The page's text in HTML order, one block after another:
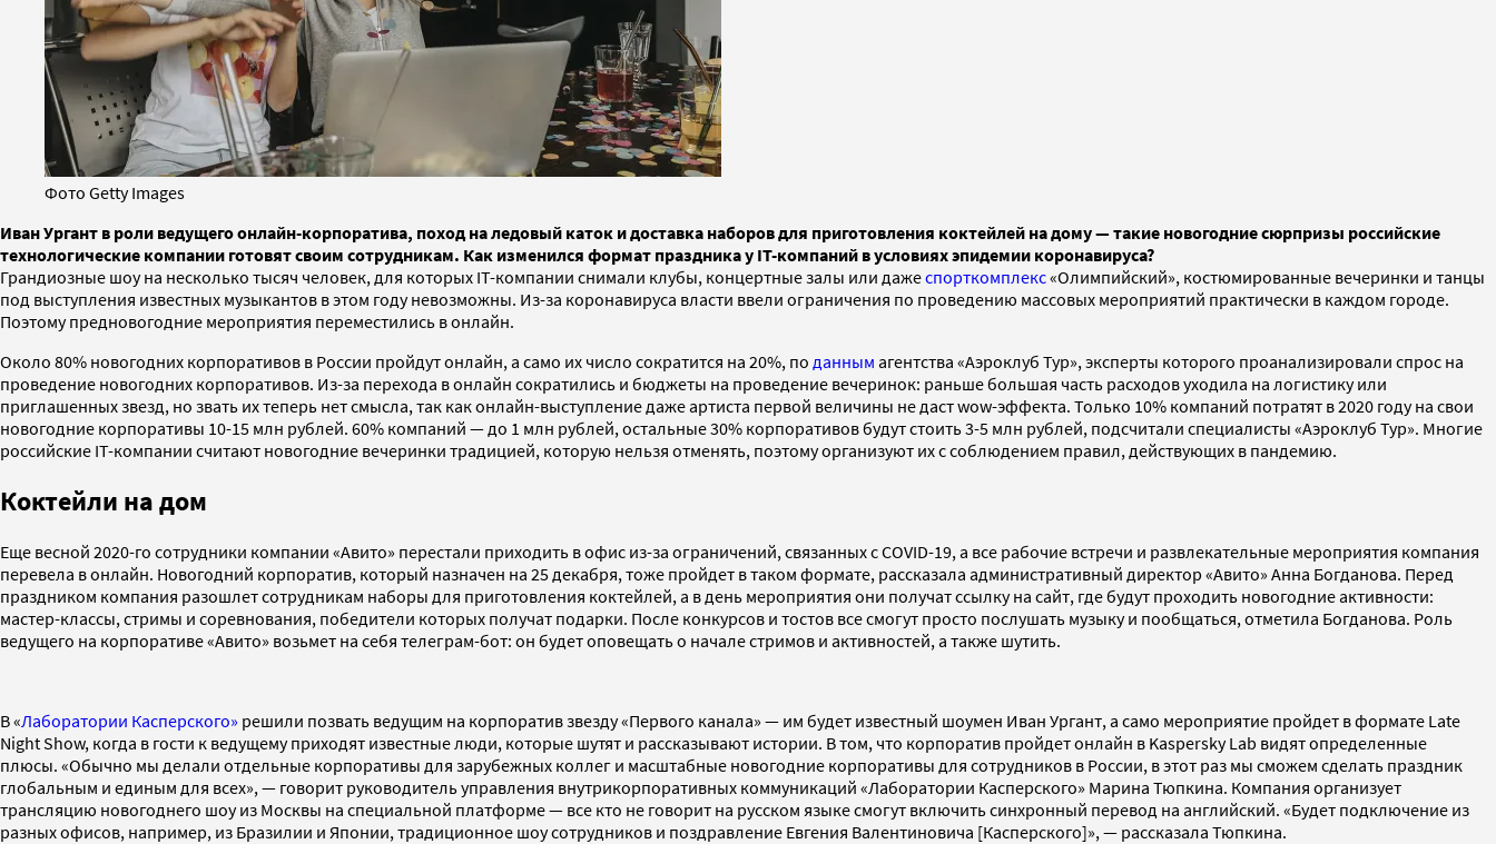
Фото Getty Images
Иван Ургант в роли ведущего онлайн-корпоратива, поход на ледовый каток и доставка наборов для приготовления коктейлей на дому — такие новогодние сюрпризы российские
технологические компании готовят своим сотрудникам. Как изменился формат праздника у IT-компаний в условиях эпидемии коронавируса?
Грандиозные шоу на несколько тысяч человек, для которых IT-компании снимали клубы, концертные залы или дажеспорткомплекс«Олимпийский», костюмированные вечеринки и танцы
под выступления известных музыкантов в этом году невозможны. Из-за коронавируса власти ввели ограничения по проведению массовых мероприятий практически в каждом городе.
Поэтому предновогодние мероприятия переместились в онлайн.
Около 80% новогодних корпоративов в России пройдут онлайн, а само их число сократится на 20%, по данным агентства «Аэроклуб Тур», эксперты которого проанализировали спрос на
проведение новогодних корпоративов. Из-за перехода в онлайн сократились и бюджеты на проведение вечеринок: раньше большая часть расходов уходила на логистику или
приглашенных звезд, но звать их теперь нет смысла, так как онлайн-выступление даже артиста первой величины не даст wow-эффекта. Только 10% компаний потратят в 2020 году на свои
новогодние корпоративы 10-15 млн рублей. 60% компаний — до 1 млн рублей, остальные 30% корпоративов будут стоить 3-5 млн рублей, подсчитали специалисты «Аэроклуб Тур». Многие
российские IT-компании считают новогодние вечеринки традицией, которую нельзя отменять, поэтому организуют их с соблюдением правил, действующих в пандемию.
Коктейли на дом
Еще весной 2020-го сотрудники компании «Авито» перестали приходить в офис из-за ограничений, связанных с COVID-19, а все рабочие встречи и развлекательные мероприятия компания
перевела в онлайн. Новогодний корпоратив, который назначен на 25 декабря, тоже пройдет в таком формате, рассказала административный директор «Авито» Анна Богданова. Перед
праздником компания разошлет сотрудникам наборы для приготовления коктейлей, а в день мероприятия они получат ссылку на сайт, где будут проходить новогодние активности:
мастер-классы, стримы и соревнования, победители которых получат подарки. После конкурсов и тостов все смогут просто послушать музыку и пообщаться, отметила Богданова. Роль
ведущего на корпоративе «Авито» возьмет на себя телеграм-бот: он будет оповещать о начале стримов и активностей, а также шутить.
В «Лаборатории Касперского» решили позвать ведущим на корпоратив звезду «Первого канала» — им будет известный шоумен Иван Ургант, а само мероприятие пройдет в формате Late
Night Show, когда в гости к ведущему приходят известные люди, которые шутят и рассказывают истории. В том, что корпоратив пройдет онлайн в Kaspersky Lab видят определенные
плюсы. «Обычно мы делали отдельные корпоративы для зарубежных коллег и масштабные новогодние корпоративы для сотрудников в России, в этот раз мы сможем сделать праздник
глобальным и единым для всех», — говорит руководитель управления внутрикорпоративных коммуникаций «Лаборатории Касперского» Марина Тюпкина. Компания организует
трансляцию новогоднего шоу из Москвы на специальной платформе — все кто не говорит на русском языке смогут включить синхронный перевод на английский. «Будет подключение из
разных офисов, например, из Бразилии и Японии, традиционное шоу сотрудников и поздравление Евгения Валентиновича [Касперского]», — рассказала Тюпкина.